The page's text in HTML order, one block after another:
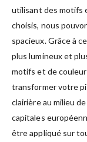
utilisant des motifs
choisis, nous
spacieux. Grâce à
plus lumineux et
motifs et de
transformer votre
clairière au milieu
capitales
être appliqué sur